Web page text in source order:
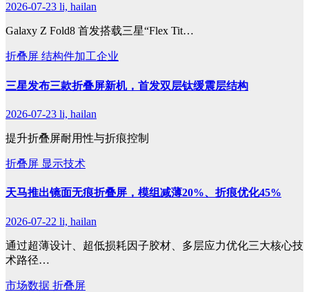
2026-07-23 li, hailan
Galaxy Z Fold8 首发搭载三星“Flex Tit…
折叠屏 结构件加工企业
三星发布三款折叠屏新机，首发双层钛缓震层结构
2026-07-23 li, hailan
提升折叠屏耐用性与折痕控制
折叠屏 显示技术
天马推出镜面无痕折叠屏，模组减薄20%、折痕优化45%
2026-07-22 li, hailan
通过超薄设计、超低损耗因子胶材、多层应力优化三大核心技
术路径…
市场数据 折叠屏